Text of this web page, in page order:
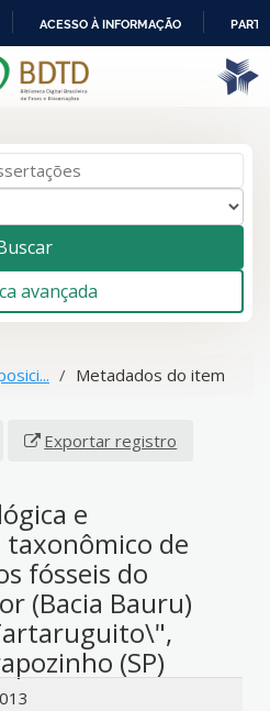
IR
PARA
ACESSO À INFORMAÇÃO
avançada
Metadados do item
Exportar registro
e
de
fósseis do
(Bacia Bauru)
(SP)